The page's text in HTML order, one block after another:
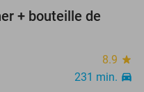
+ bouteille de
8.9 star
231 min. directions_car